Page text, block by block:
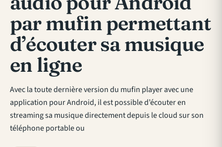
par mufin permettant
d’écouter sa musique
en ligne
Avec la toute dernière version du mufin player avec une
application pour Android, il est possible d’écouter en
streaming sa musique directement depuis le cloud sur son
téléphone portable ou